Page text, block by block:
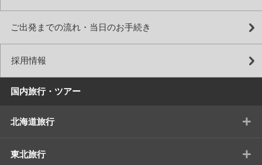
ご出発までの流れ・当日のお手続き
採用情報
国内旅行・ツアー
北海道旅行 +
東北旅行 +